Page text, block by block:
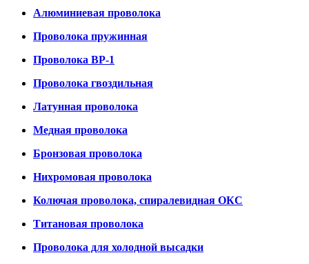
Алюминиевая проволока
Проволока пружинная
Проволока ВР-1
Проволока гвоздильная
Латунная проволока
Медная проволока
Бронзовая проволока
Нихромовая проволока
Колючая проволока, спиралевидная ОКС
Титановая проволока
Проволока для холодной высадки